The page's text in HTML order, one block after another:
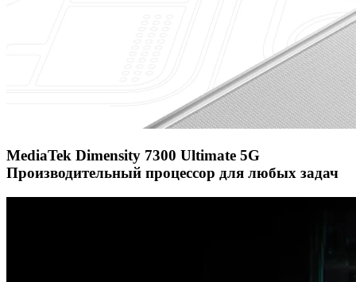
MediaTek Dimensity 7300 Ultimate 5G
Производительный процессор для любых задач